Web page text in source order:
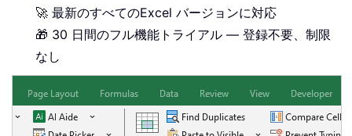
🚀 最新のすべてのExcel バージョンに対応
🎁 30 日間のフル機能トライアル — 登録不要、制限
なし